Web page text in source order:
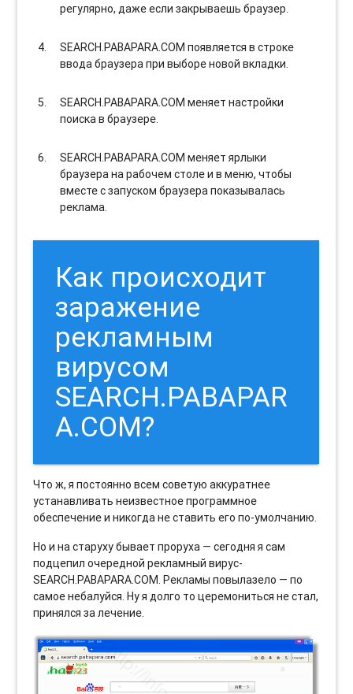
регулярно, даже если закрываешь браузер.
SEARCH.PABAPARA.COM появляется в строке
ввода браузера при выборе новой вкладки.
SEARCH.PABAPARA.COM меняет настройки
поиска в браузере.
SEARCH.PABAPARA.COM меняет ярлыки
браузера на рабочем столе и в меню, чтобы
вместе с запуском браузера показывалась
реклама.
Как происходит
заражение
рекламным
вирусом
SEARCH.PABAPAR
A.COM?
Что ж, я постоянно всем советую аккуратнее
устанавливать неизвестное программное
обеспечение и никогда не ставить его по-умолчанию.
Но и на старуху бывает проруха — сегодня я сам
подцепил очередной рекламный вирус-
SEARCH.PABAPARA.COM. Рекламы повылазело — по
самое небалуйся. Ну я долго то церемониться не стал,
принялся за лечение.